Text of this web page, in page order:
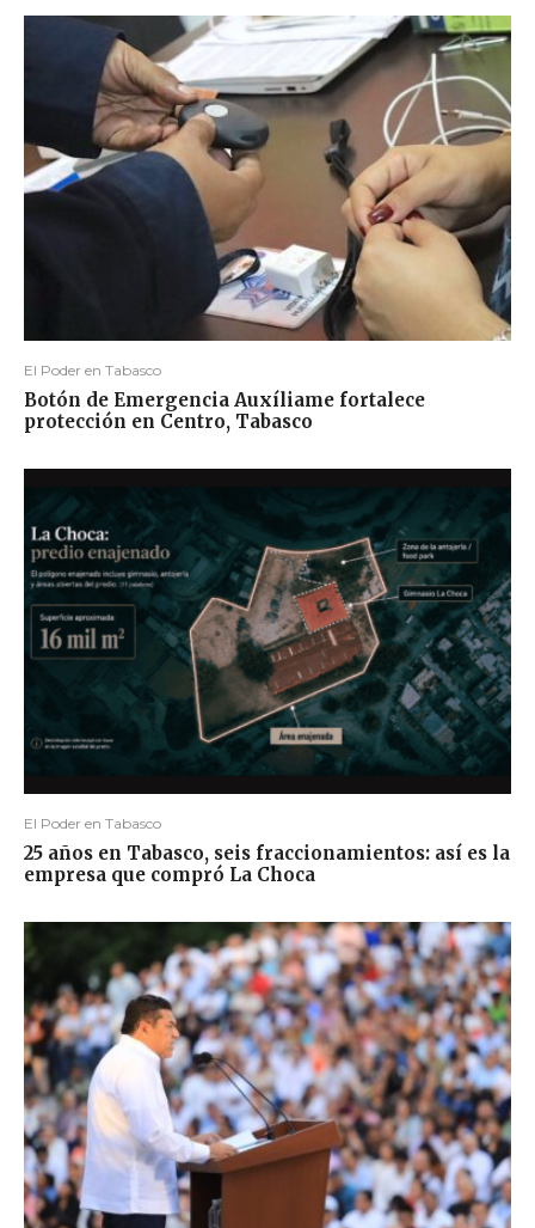
El Poder en Tabasco
Botón de Emergencia Auxíliame fortalece
protección en Centro, Tabasco
El Poder en Tabasco
25 años en Tabasco, seis fraccionamientos: así es la
empresa que compró La Choca